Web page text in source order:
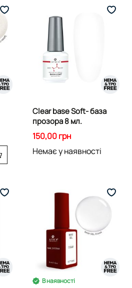
Clear base Soft- база
прозора 8 мл.
150,00 грн
Немає у наявності
В наявності